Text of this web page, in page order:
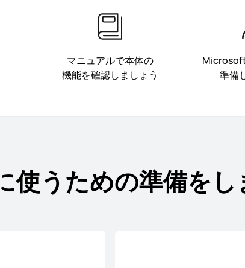
マニュアルで本体の
機能を確認しましょう
準備
使うための準備を